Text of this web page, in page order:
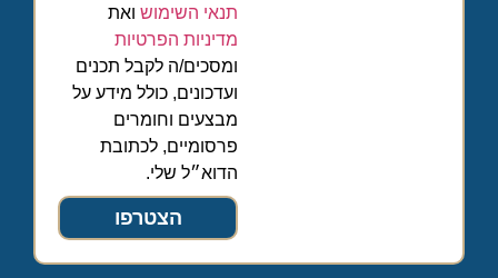
תנאי השימוש ואת
מדיניות הפרטיות
ומסכים/ה לקבל תכנים
ועדכונים, כולל מידע על
מבצעים וחומרים
פרסומיים, לכתובת
הדוא״ל שלי.
הצטרפו